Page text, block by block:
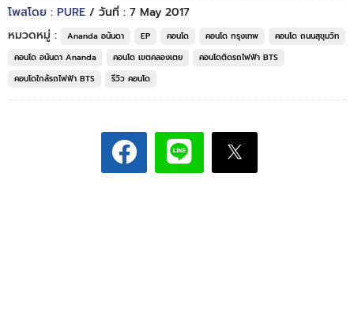
โพสโดย : PURE / วันที่ : 7 May 2017
หมวดหมู่ :
Ananda อนันดา EP คอนโด คอนโด กรุงเทพ
คอนโด ถนนสุขุมวิท
คอนโด อนันดา Ananda
คอนโด เขตคลองเตย
คอนโดติดรถไฟฟ้า BTS
คอนโดใกล้รถไฟฟ้า BTS
รีวิว คอนโด